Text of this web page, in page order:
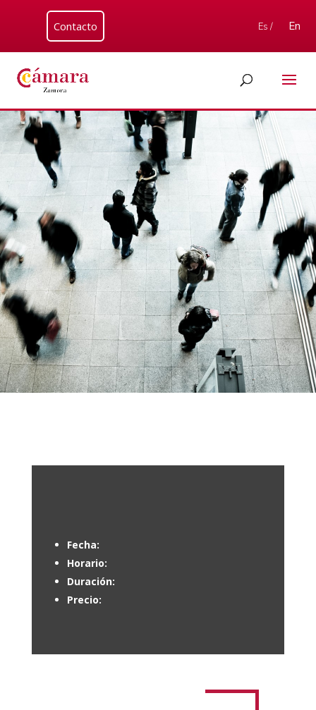
Contacto Es / En
Fecha:
Horario:
Duración:
Precio: